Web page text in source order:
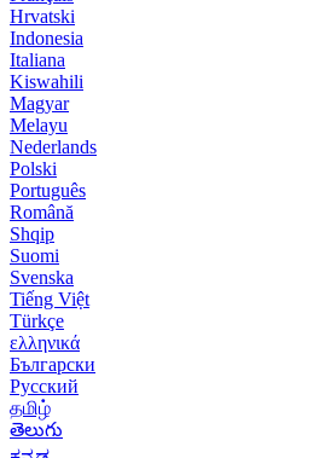
Hrvatski
Indonesia
Italiana
Kiswahili
Magyar
Melayu
Nederlands
Polski
Português
Română
Shqip
Suomi
Svenska
Tiếng Việt
Türkçe
ελληνικά
Български
Русский
தமிழ்
తెలుగు